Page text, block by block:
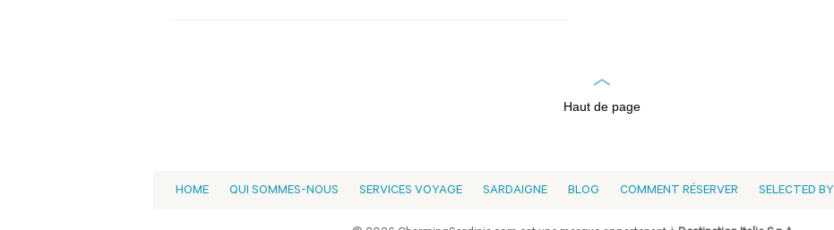
Haut de page
HOME QUI SOMMES-NOUS SERVICES VOYAGE SARDAIGNE BLOG COMMENT RÉSERVER SELECTED BY